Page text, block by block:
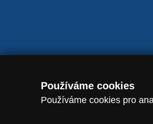
Používáme cookies
Používáme cookies pro